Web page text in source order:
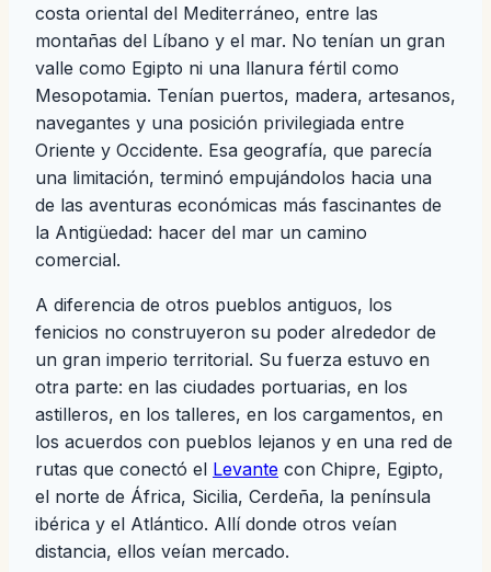
costa oriental del Mediterráneo, entre las
montañas del Líbano y el mar. No tenían un gran
valle como Egipto ni una llanura fértil como
Mesopotamia. Tenían puertos, madera, artesanos,
navegantes y una posición privilegiada entre
Oriente y Occidente. Esa geografía, que parecía
una limitación, terminó empujándolos hacia una
de las aventuras económicas más fascinantes de
la Antigüedad: hacer del mar un camino
comercial.
A diferencia de otros pueblos antiguos, los
fenicios no construyeron su poder alrededor de
un gran imperio territorial. Su fuerza estuvo en
otra parte: en las ciudades portuarias, en los
astilleros, en los talleres, en los cargamentos, en
los acuerdos con pueblos lejanos y en una red de
rutas que conectó el Levante con Chipre, Egipto,
el norte de África, Sicilia, Cerdeña, la península
ibérica y el Atlántico. Allí donde otros veían
distancia, ellos veían mercado.